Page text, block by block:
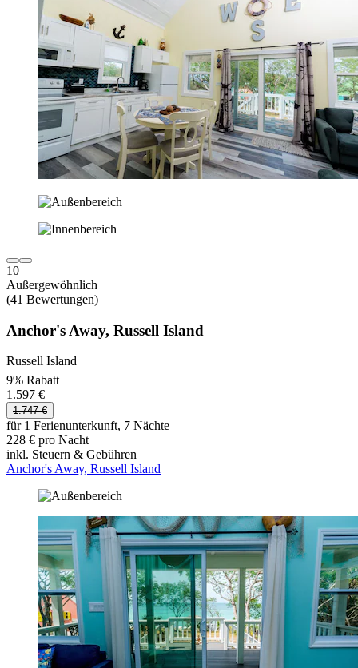
10
Außergewöhnlich
(41 Bewertungen)
Anchor's Away, Russell Island
Russell Island
9% Rabatt
1.597 €
1.747 €
für 1 Ferienunterkunft, 7 Nächte
228 € pro Nacht
inkl. Steuern & Gebühren
Anchor's Away, Russell Island